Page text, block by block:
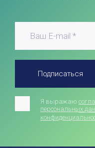
Я выражаю
персональных
Подписаться